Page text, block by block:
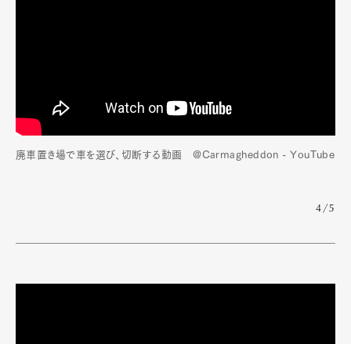
廃車置き場で車を選び、切断する動画 @Carmagheddon - YouTube
4/5